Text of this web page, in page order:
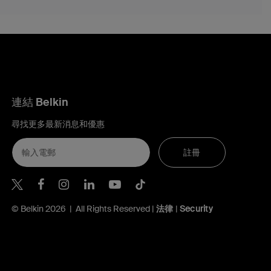
連結 Belkin
尋找更多最新消息和優惠
註冊
Belkin Twitter
Belkin Hong Kong Facebook
Belkin Instagram
Belkin Hong Kong
Belkin Youtube
Belkin TikTok
© Belkin 2026 | All Rights Reserved |法律 | Security